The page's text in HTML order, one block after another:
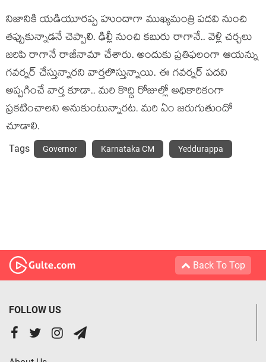
నిజానికి యడియూరప్ప హుందాగా ముఖ్యమంత్రి పదవి నుంచి
తప్పుకున్నాడనే చెప్పాలి. ఢిల్లీ నుంచి కబురు రాగానే.. వెళ్లి చర్చలు
జరిపి రాగానే రాజీనామా చేశారు. అందుకు ప్రతిఫలంగా ఆయన్ను
గవర్నర్ చేస్తున్నారని వార్తలొస్తున్నాయి. ఈ గవర్నర్ పదవి
అప్పగించే వార్త కూడా.. మరి కొద్ది రోజుల్లో అధికారికంగా
ప్రకటించాలని అనుకుంటున్నారట. మరి ఏం జరుగుతుందో
చూడాలి.
Tags Governor Karnataka CM Yeddurappa
Back To Top
FOLLOW US